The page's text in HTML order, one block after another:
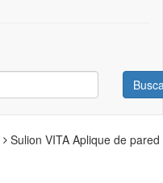
Sulion VITA Aplique de pared